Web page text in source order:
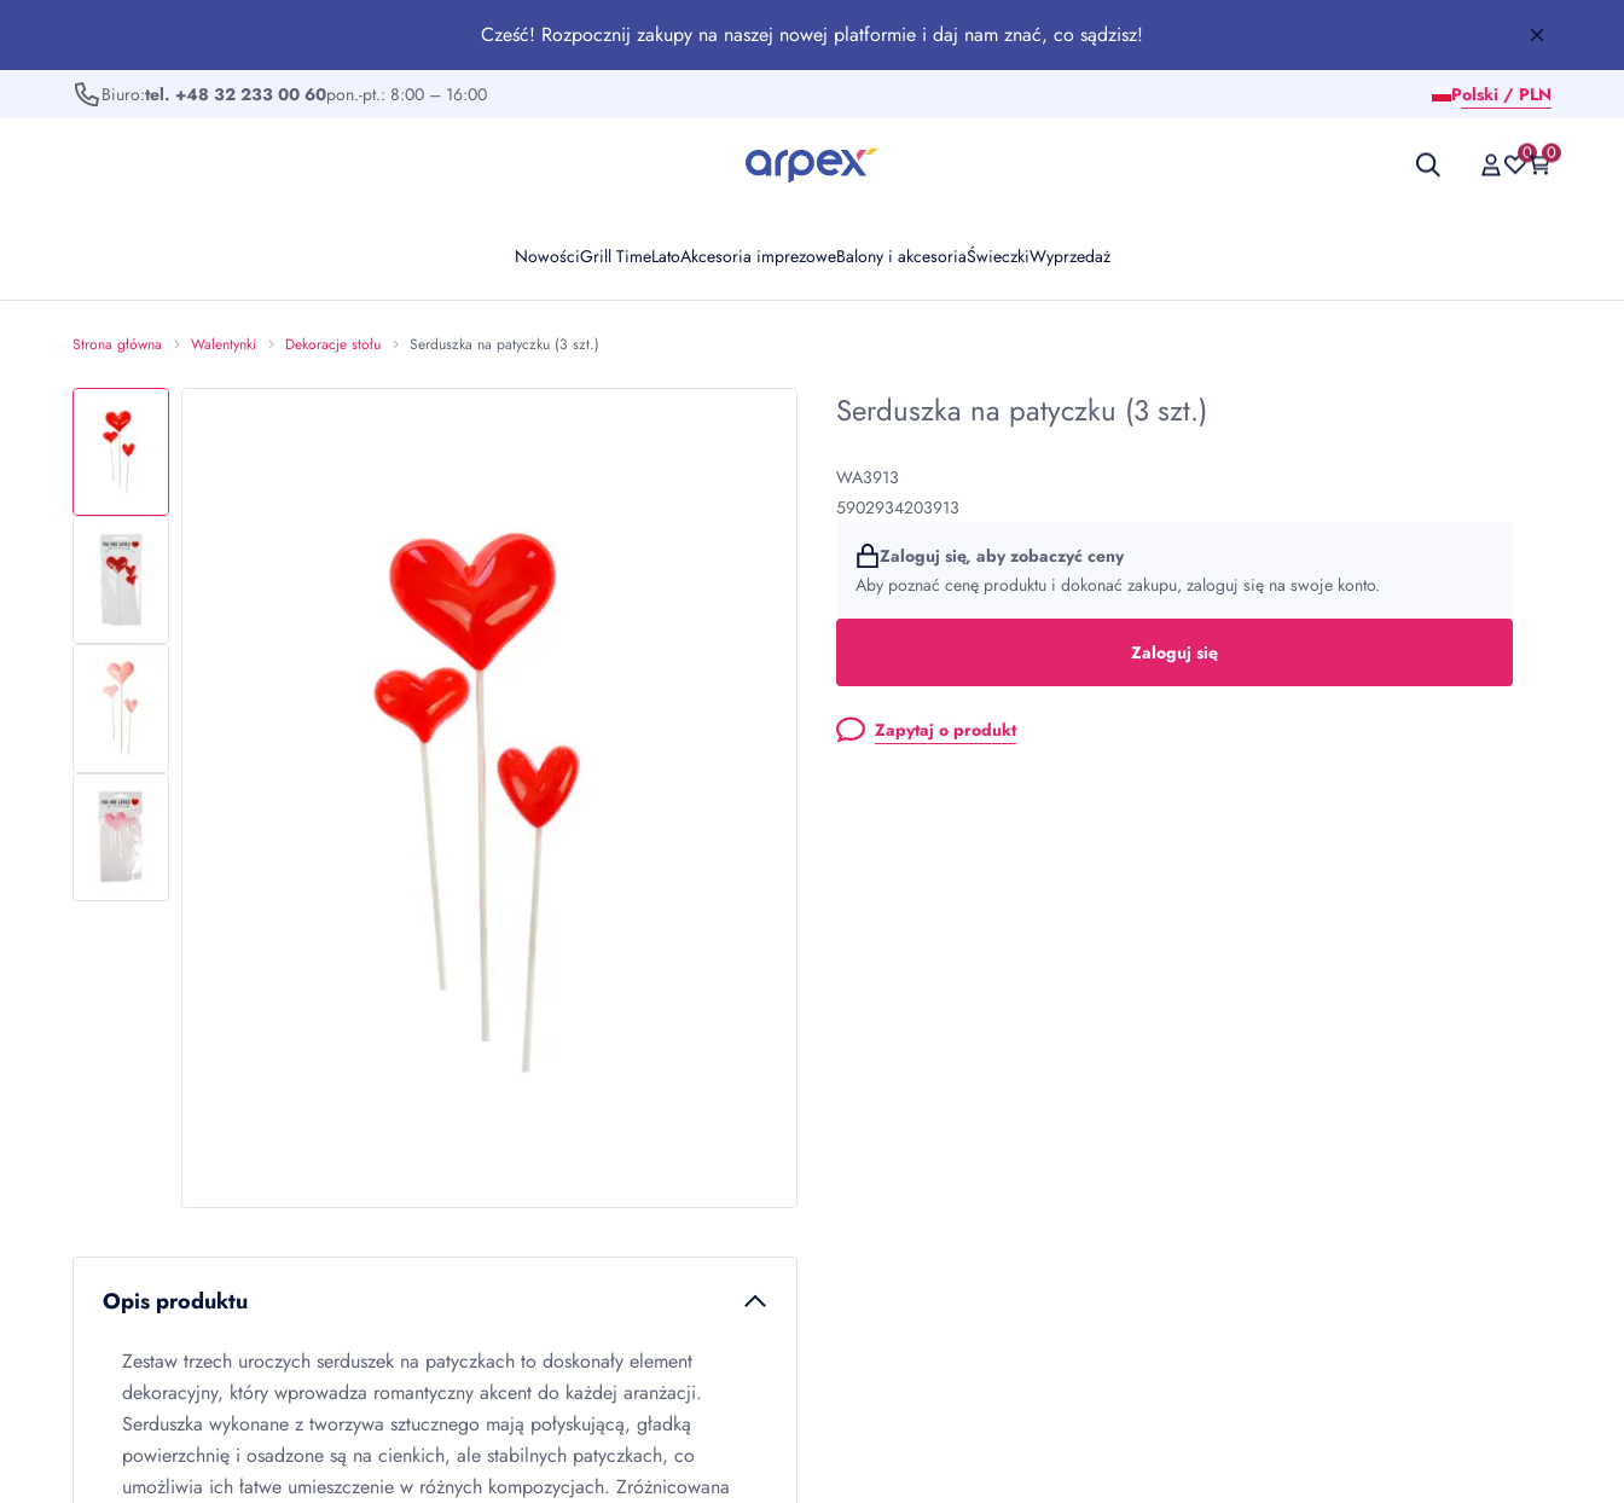
Cześć! Rozpocznij zakupy na naszej nowej platformie i daj nam znać, co sądzisz!
Biuro:tel. +48 32 233 00 60pon.-pt.: 8:00 – 16:00 Polski / PLN
0 0
NowościGrill TimeLatoAkcesoria imprezoweBalony i akcesoriaŚwieczkiWyprzedaż
Strona główna Walentynki Dekoracje stołu Serduszka na patyczku (3 szt.)
Serduszka na patyczku (3 szt.)
WA3913
5902934203913
Zaloguj się, aby zobaczyć ceny
Aby poznać cenę produktu i dokonać zakupu, zaloguj się na swoje konto.
Zaloguj się
Zapytaj o produkt
Opis produktu
Zestaw trzech uroczych serduszek na patyczkach to doskonały element
dekoracyjny, który wprowadza romantyczny akcent do każdej aranżacji.
Serduszka wykonane z tworzywa sztucznego mają połyskującą, gładką
powierzchnię i osadzone są na cienkich, ale stabilnych patyczkach, co
umożliwia ich łatwe umieszczenie w różnych kompozycjach. Zróżnicowana